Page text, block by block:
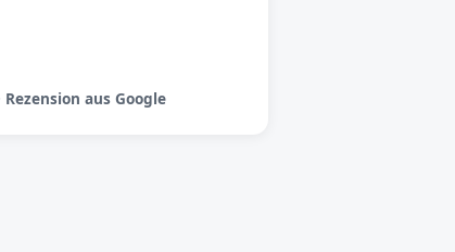
Rezension aus Google